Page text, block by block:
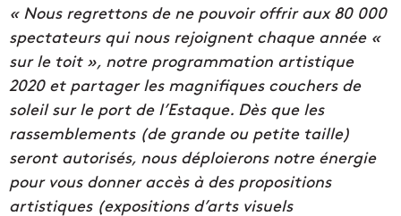
« Nous regrettons de ne pouvoir offrir aux 80 000
spectateurs qui nous rejoignent chaque année «
sur le toit », notre programmation artistique
2020 et partager les magnifiques couchers de
soleil sur le port de l’Estaque. Dès que les
rassemblements (de grande ou petite taille)
seront autorisés, nous déploierons notre énergie
pour vous donner accès à des propositions
artistiques (expositions d’arts visuels